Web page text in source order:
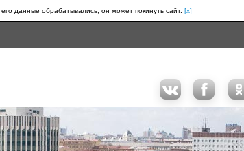
данные обрабатывались, он может покинуть сайт. [x]